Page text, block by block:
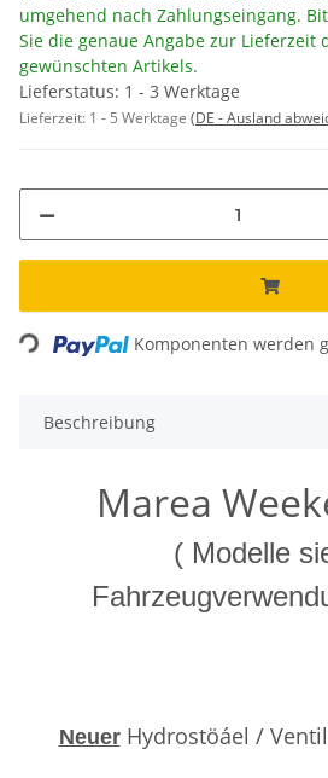
umgehend nach Zahlungseingang.
Sie die genaue Angabe zur Lieferzeit
gewünschten Artikels.
Lieferstatus: 1 - 3 Werktage
Lieferzeit: 1 - 5 Werktage (DE - Ausland
Loading... Komponenten werden
Beschreibung
Marea
( Modelle
Neuer Hydrostöáel /